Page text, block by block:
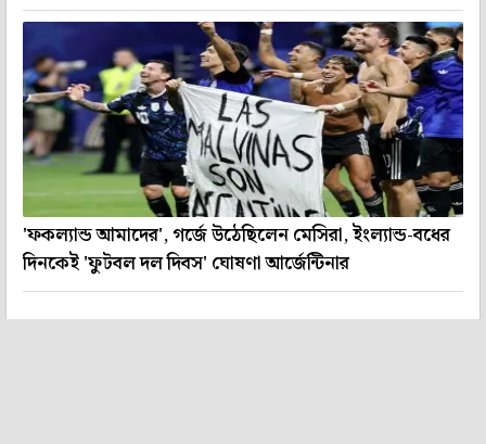
'ফকল্যান্ড আমাদের', গর্জে উঠেছিলেন মেসিরা, ইংল্যান্ড-বধের
দিনকেই 'ফুটবল দল দিবস' ঘোষণা আর্জেন্টিনার